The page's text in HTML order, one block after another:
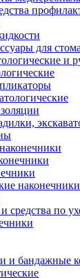
для
и
наконечники
средства по
и бандажные